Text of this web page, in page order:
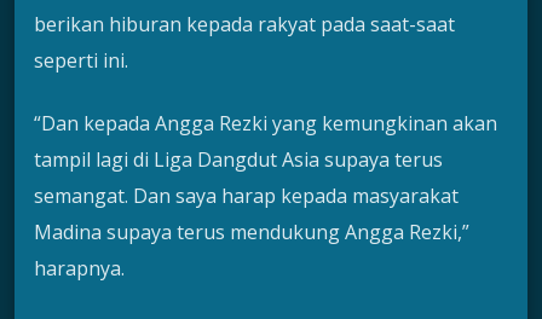
berikan hiburan kepada rakyat pada saat-saat
seperti ini.
“Dan kepada Angga Rezki yang kemungkinan akan
tampil lagi di Liga Dangdut Asia supaya terus
semangat. Dan saya harap kepada masyarakat
Madina supaya terus mendukung Angga Rezki,”
harapnya.